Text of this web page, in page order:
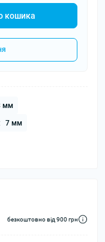
кошика
мм
7 мм
безкоштовно від 900 грн